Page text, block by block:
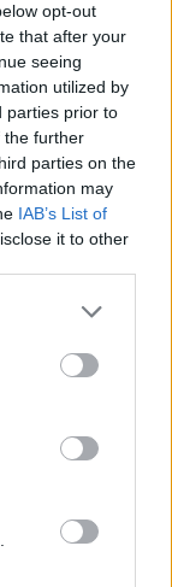
opt-out
that after your
seeing
utilized by
parties prior to
the further
parties on the
may
IAB’s List of
it to other
more Google
may click to
party tags to
below Google
του τοπικού
οι
σιγή.